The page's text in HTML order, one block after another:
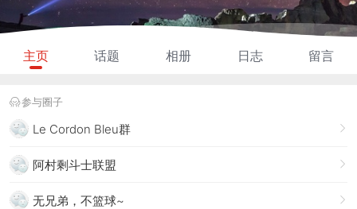
主页 话题 相册 日志 留言
参与圈子
Le Cordon Bleu群
阿村剩斗士联盟
无兄弟，不篮球~